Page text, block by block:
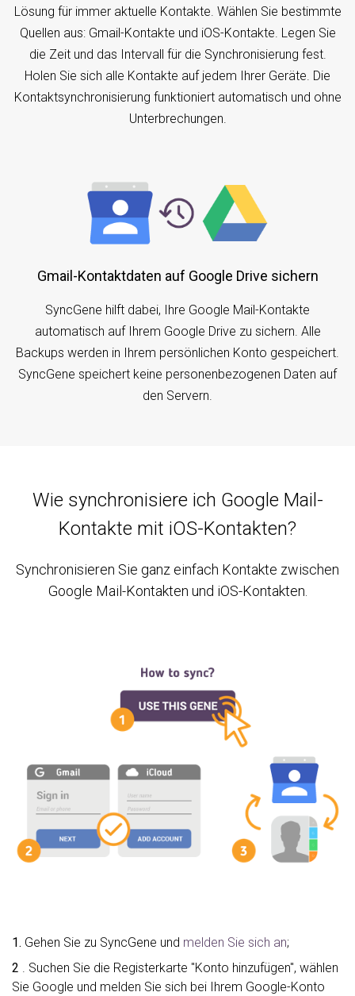
Lösung für immer aktuelle Kontakte. Wählen Sie bestimmte
Quellen aus: Gmail-Kontakte und iOS-Kontakte. Legen Sie
die Zeit und das Intervall für die Synchronisierung fest.
Holen Sie sich alle Kontakte auf jedem Ihrer Geräte. Die
Kontaktsynchronisierung funktioniert automatisch und ohne
Unterbrechungen.
Gmail-Kontaktdaten auf Google Drive sichern
SyncGene hilft dabei, Ihre Google Mail-Kontakte
automatisch auf Ihrem Google Drive zu sichern. Alle
Backups werden in Ihrem persönlichen Konto gespeichert.
SyncGene speichert keine personenbezogenen Daten auf
den Servern.
Wie synchronisiere ich Google Mail-
Kontakte mit iOS-Kontakten?
Synchronisieren Sie ganz einfach Kontakte zwischen
Google Mail-Kontakten und iOS-Kontakten.
1. Gehen Sie zu SyncGene und melden Sie sich an;
2 . Suchen Sie die Registerkarte "Konto hinzufügen", wählen
Sie Google und melden Sie sich bei Ihrem Google-Konto